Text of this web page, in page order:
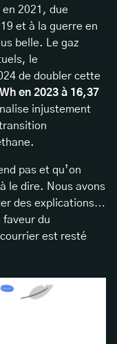
en 2021, due
et à la guerre en
belle. Le gaz
le
de doubler cette
en 2023 à 16,37
injustement
pas et qu’on
le dire. Nous avons
des explications…
faveur du
est resté